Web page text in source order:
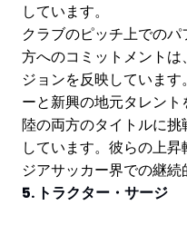
しています。
クラブのピッチ上での
方へのコミットメント
ジョンを反映していま
ーと新興の地元タレン
陸の両方のタイトルに
しています。彼らの上
ジアサッカー界での継続
5. トラクター・サージ